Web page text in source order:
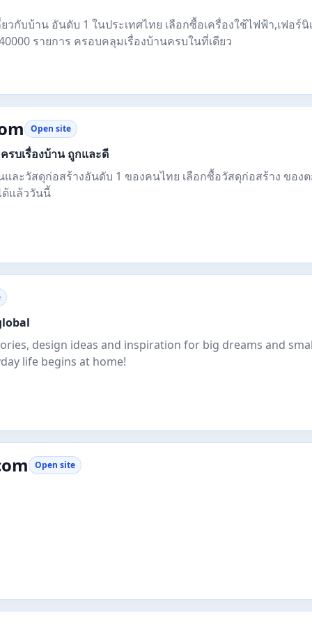
กับบ้าน อันดับ 1 ในประเทศไทย เลือกซื้อเครื่องใช้ไฟฟ้า,เฟอร์นิ
รายการ ครอบคลุมเรื่องบ้านครบในที่เดียว
Open site
บเรื่องบ้าน ถูกและดี
ละวัสดุก่อสร้างอันดับ 1 ของคนไทย เลือกซื้อวัสดุก่อสร้าง ของ
ด้แล้ววันนี้
design ideas and inspiration for big dreams and
life begins at home!
Open site